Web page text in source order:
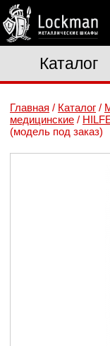
Каталог
Главная / Каталог /
медицинские /
(модель под заказ)